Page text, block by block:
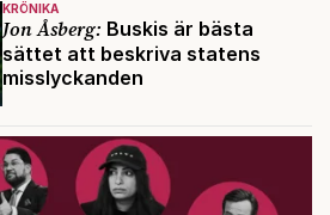
KRÖNIKA
Jon Åsberg: Buskis är bästa
sättet att beskriva statens
misslyckanden